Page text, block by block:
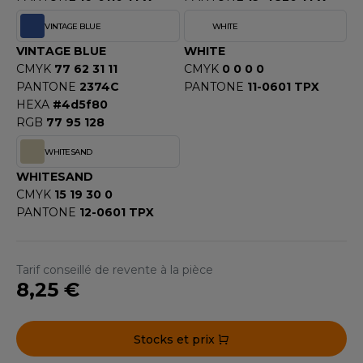
CLOTHING
DENIM
JAYS
VINTAGE BLUE
VINTAGE BLUE
CMYK 77 62 31 11
PANTONE 2374C
HEXA #4d5f80
RGB 77 95 128
WHITE
WHITE
CMYK 0 0 0 0
PANTONE 11-0601 TPX
WHITESAND
WHITESAND
CMYK 15 19 30 0
PANTONE 12-0601 TPX
Tarif conseillé de revente à la pièce
8,25 €
Stocks et prix